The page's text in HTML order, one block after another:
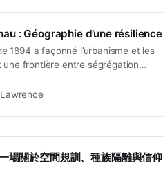
: Géographie d’une résilience
1894 a façonné l’urbanisme et les
frontière entre ségrégation
Lawrence
場關於空間規訓、種族隔離與信仰